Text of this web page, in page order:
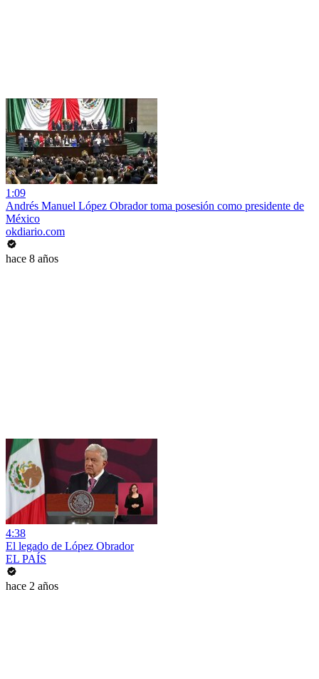
1:09
Andrés Manuel López Obrador toma posesión como presidente de
México
okdiario.com
hace 8 años
4:38
El legado de López Obrador
EL PAÍS
hace 2 años